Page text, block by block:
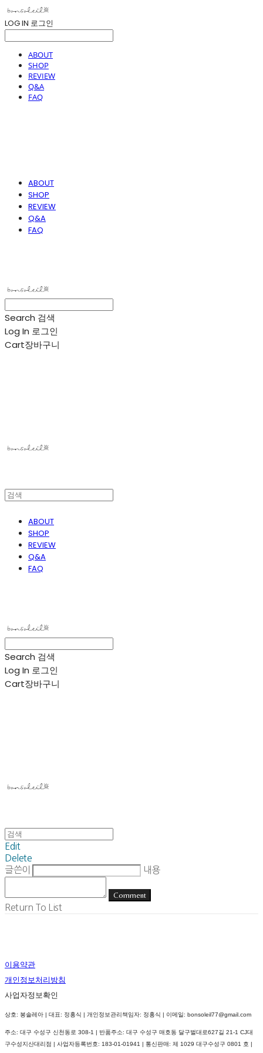
LOG IN 로그인
ABOUT
SHOP
REVIEW
Q&A
FAQ
ABOUT
SHOP
REVIEW
Q&A
FAQ
Search 검색
Log In 로그인
Cart장바구니
ABOUT
SHOP
REVIEW
Q&A
FAQ
Search 검색
Log In 로그인
Cart장바구니
Edit
Delete
글쓴이
내용
Comment
Return To List
이용약관
개인정보처리방침
사업자정보확인
상호: 봉솔레아 | 대표: 정홍식 | 개인정보관리책임자: 정홍식 | 이메일: bonsoleil77@gmail.com
주소: 대구 수성구 신천동로 308-1 | 반품주소: 대구 수성구 매호동 달구벌대로627길 21-1 CJ대
구수성지산대리점 | 사업자등록번호: 183-01-01941 | 통신판매: 제 1029 대구수성구 0801 호 |